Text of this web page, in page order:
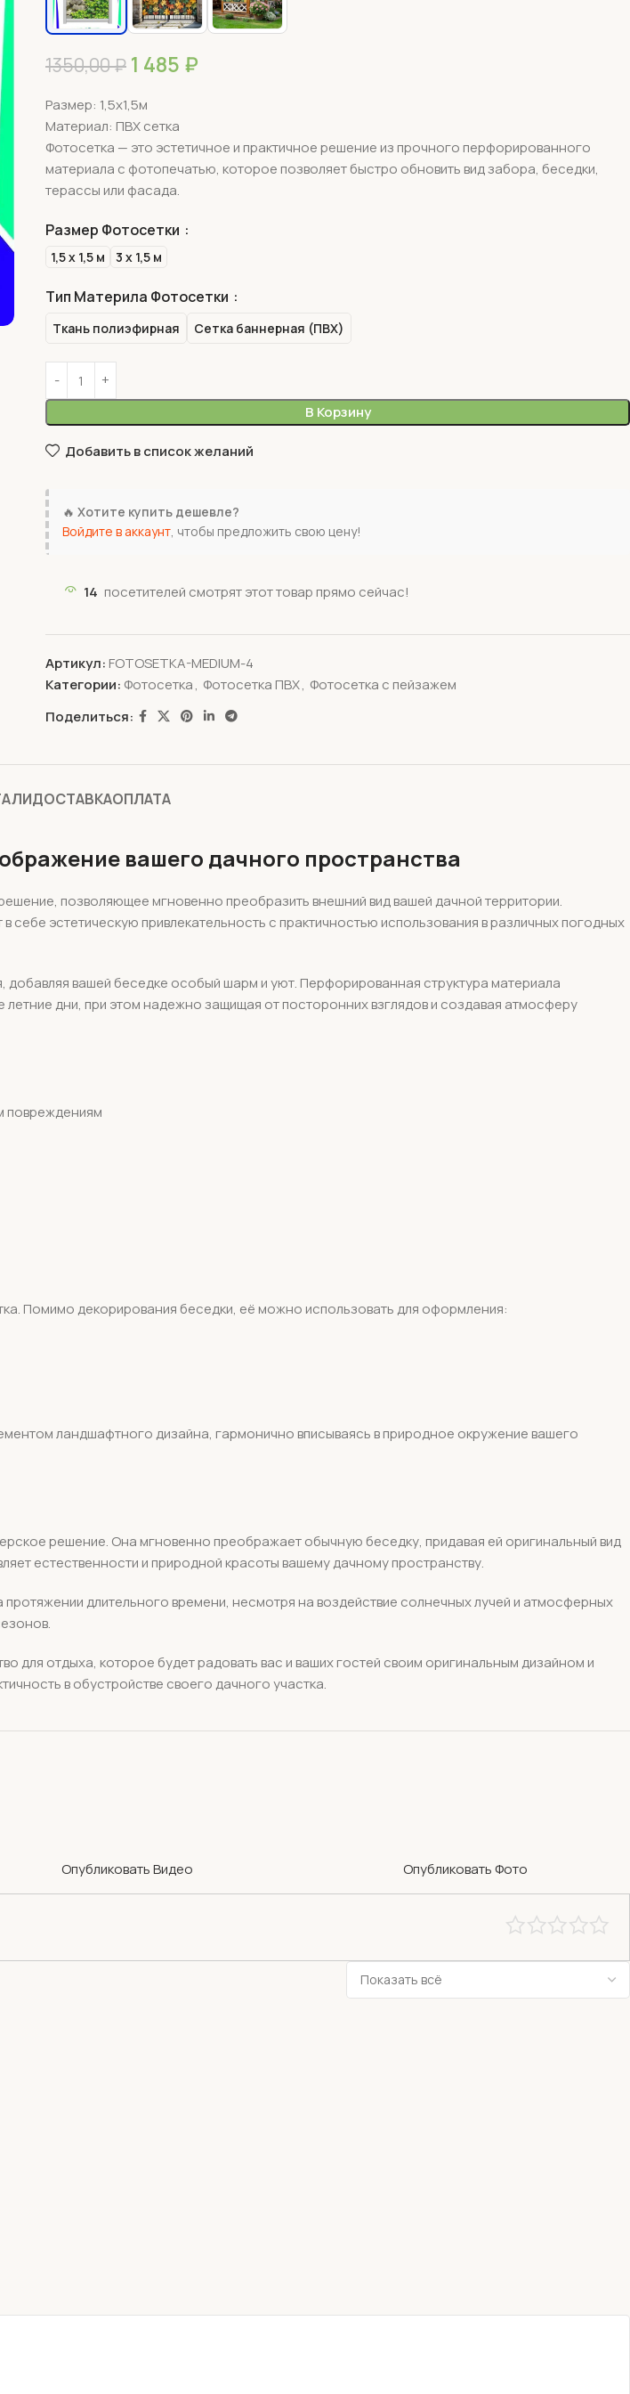
1350,00₽ 1 485 ₽
Размер: 1,5х1,5м
Материал: ПВХ сетка
Фотосетка — это эстетичное и практичное решение из прочного перфорированного
материала с фотопечатью, которое позволяет быстро обновить вид забора, беседки,
терассы или фасада.
Размер Фотосетки
1,5 х 1,5 м 3 х 1,5 м
Тип Материла Фотосетки
Ткань полиэфирная Сетка баннерная (ПВХ)
В Корзину
Добавить в список желаний
🔥 Хотите купить дешевле?
Войдите в аккаунт, чтобы предложить свою цену!
14 посетителей смотрят этот товар прямо сейчас!
Артикул: FOTOSETKA-MEDIUM-4
Категории: Фотосетка, Фотосетка ПВХ, Фотосетка с пейзажем
Поделиться:
ДОСТАВКАОПЛАТА
вашего дачного пространства
позволяющее мгновенно преобразить внешний вид вашей дачной территории.
эстетическую привлекательность с практичностью использования в различных погодных
вашей беседке особый шарм и уют. Перфорированная структура материала
дни, при этом надежно защищая от посторонних взглядов и создавая атмосферу
повреждениям
Помимо декорирования беседки, её можно использовать для оформления:
ландшафтного дизайна, гармонично вписываясь в природное окружение вашего
решение. Она мгновенно преображает обычную беседку, придавая ей оригинальный вид
естественности и природной красоты вашему дачному пространству.
длительного времени, несмотря на воздействие солнечных лучей и атмосферных
для отдыха, которое будет радовать вас и ваших гостей своим оригинальным дизайном и
в обустройстве своего дачного участка.
Опубликовать Видео Опубликовать Фото